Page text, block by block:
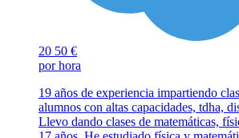
20 50 €
por hora
19 años de experiencia impartiendo
alumnos con altas capacidades, tdha,
Llevo dando clases de matemáticas,